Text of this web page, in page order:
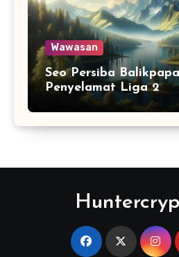
Wawasan
Seo Persiba
Penyelamat Liga 2